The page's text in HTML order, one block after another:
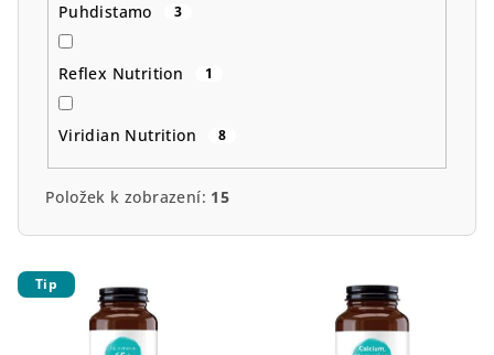
Puhdistamo 3
Reflex Nutrition 1
Viridian Nutrition 8
Položek k zobrazení: 15
V
ý Tip